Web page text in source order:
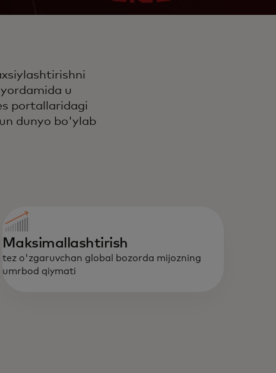
u
portallaridagi
dunyo bo'ylab
Maksimallashtirish
tez o'zgaruvchan global bozorda mijozning
umrbod qiymati